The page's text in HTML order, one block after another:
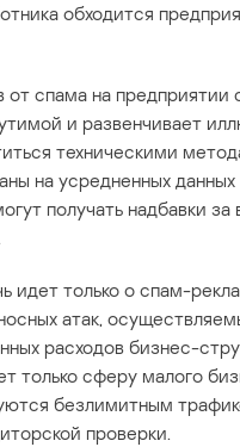
обходится
от спама на
и развенчивает
техническими
на усредненных
получать надбавки за
идет только о спам-
атак,
расходов бизнес-
только сферу малого
безлимитным
проверки.